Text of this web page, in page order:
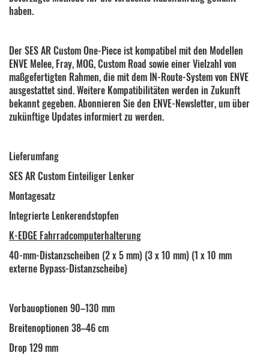
haben.
Der SES AR Custom One-Piece ist kompatibel mit den Modellen
ENVE Melee, Fray, MOG, Custom Road sowie einer Vielzahl von
maßgefertigten Rahmen, die mit dem IN-Route-System von ENVE
ausgestattet sind. Weitere Kompatibilitäten werden in Zukunft
bekannt gegeben. Abonnieren Sie den ENVE-Newsletter, um über
zukünftige Updates informiert zu werden.
Lieferumfang
SES AR Custom Einteiliger Lenker
Montagesatz
Integrierte Lenkerendstopfen
K-EDGE Fahrradcomputerhalterung
40-mm-Distanzscheiben (2 x 5 mm) (3 x 10 mm) (1 x 10 mm
externe Bypass-Distanzscheibe)
Vorbauoptionen 90–130 mm
Breitenoptionen 38–46 cm
Drop 129 mm